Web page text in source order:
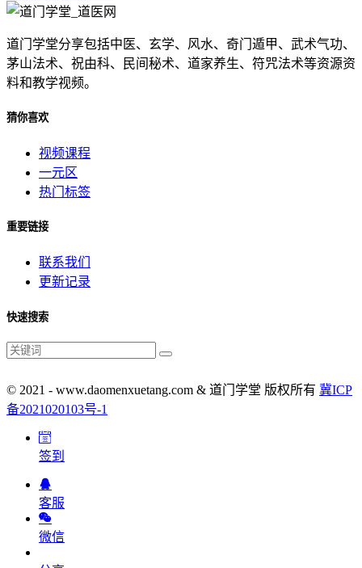
道门学堂分享包括中医、玄学、风水、奇门遁甲、武术气功、
茅山法术、祝由科、民间秘术、道家养生、符咒法术等资源资
料和教学视频。
猜你喜欢
视频课程
一元区
热门标签
重要链接
联系我们
更新记录
快速搜索
© 2021 - www.daomenxuetang.com & 道门学堂 版权所有 冀ICP
备2021020103号-1
签到
客服
微信